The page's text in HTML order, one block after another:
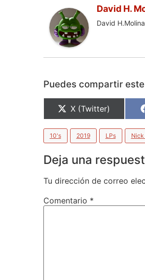
David H.
David
Puedes compartir
X (Twitter)
10's 2019 LPs Nick
Deja una
Tu dirección de correo
Comentario *